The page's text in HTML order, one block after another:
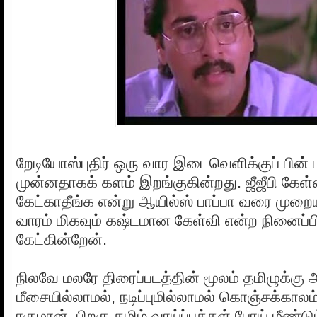
றேடியோஸ்புதிர் ஒரு வார இடைவெளிக்குப்
முன்னதாகக் களம் இறங்குகின்றது. ஜீஜீபி
கேட்காதீங்க என்று ஆயில்ஸ் பாப்பா வரை
வாரம் மிகவும் கஷ்டமான கேள்வி என்ற
கேட்கின்றேன்.
நிலவே மலரே திரைப்படத்தின் மூலம் தமிழுக்கு
மீசையில்லாமல், நடிப்புமில்லாமல் கொஞ்சக்காலம்